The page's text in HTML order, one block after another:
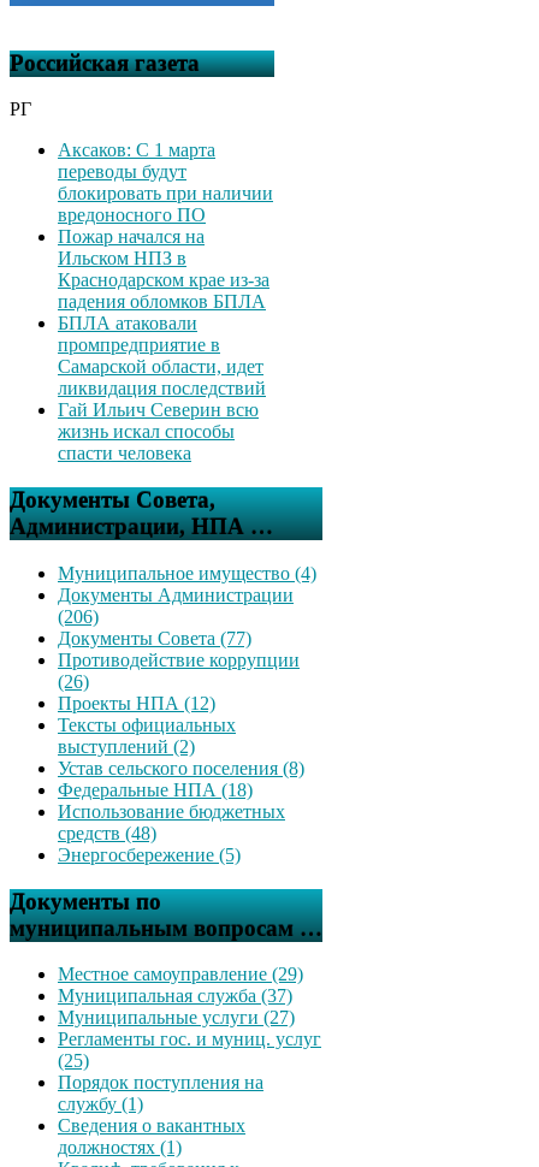
Российская газета
РГ
Аксаков: С 1 марта
переводы будут
блокировать при наличии
вредоносного ПО
Пожар начался на
Ильском НПЗ в
Краснодарском крае из-за
падения обломков БПЛА
БПЛА атаковали
промпредприятие в
Самарской области, идет
ликвидация последствий
Гай Ильич Северин всю
жизнь искал способы
спасти человека
Документы Совета,
Администрации, НПА …
Муниципальное имущество (4)
Документы Администрации
(206)
Документы Совета (77)
Противодействие коррупции
(26)
Проекты НПА (12)
Тексты официальных
выступлений (2)
Устав сельского поселения (8)
Федеральные НПА (18)
Использование бюджетных
средств (48)
Энергосбережение (5)
Документы по
муниципальным вопросам …
Местное самоуправление (29)
Муниципальная служба (37)
Муниципальные услуги (27)
Регламенты гос. и муниц. услуг
(25)
Порядок поступления на
службу (1)
Сведения о вакантных
должностях (1)